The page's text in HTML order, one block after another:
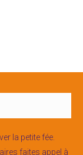
la petite fée.
faites appel à